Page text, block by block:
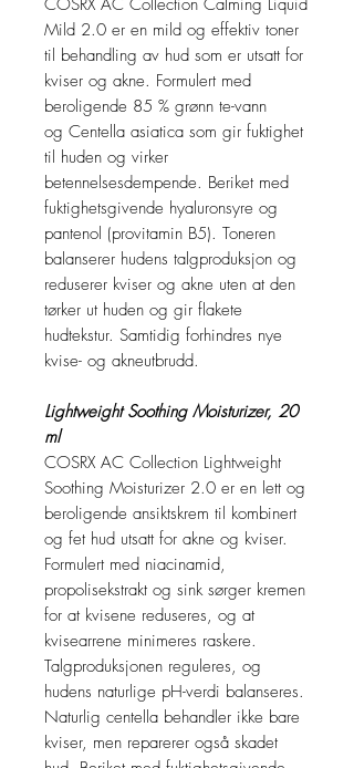
COSRX AC Collection Calming Liquid
Mild 2.0 er en mild og effektiv toner
til behandling av hud som er utsatt for
kviser og akne. Formulert med
beroligende 85 % grønn te-vann
og Centella asiatica som gir fuktighet
til huden og virker
betennelsesdempende. Beriket med
fuktighetsgivende hyaluronsyre og
pantenol (provitamin B5). Toneren
balanserer hudens talgproduksjon og
reduserer kviser og akne uten at den
tørker ut huden og gir flakete
hudtekstur. Samtidig forhindres nye
kvise- og akneutbrudd.
Lightweight Soothing Moisturizer, 20
ml
COSRX AC Collection Lightweight
Soothing Moisturizer 2.0 er en lett og
beroligende ansiktskrem til kombinert
og fet hud utsatt for akne og kviser.
Formulert med niacinamid,
propolisekstrakt og sink sørger kremen
for at kvisene reduseres, og at
kvisearrene minimeres raskere.
Talgproduksjonen reguleres, og
hudens naturlige pH-verdi balanseres.
Naturlig centella behandler ikke bare
kviser, men reparerer også skadet